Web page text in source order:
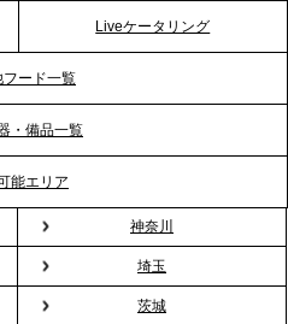
新設。神奈川エリアのサー
の高い「場づくり」をサ
「1DISH」の花見オー
入社式の“そのまま懇親
Liveケータリング
フード一覧
・備品一覧
能エリア
神奈川
埼玉
茨城